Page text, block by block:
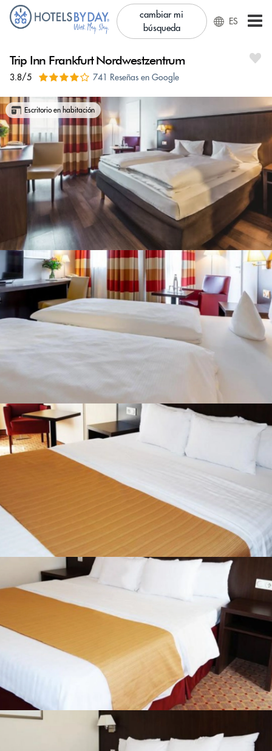
cambiar mi
búsqueda
ES
Trip Inn Frankfurt Nordwestzentrum
3.8/5 741 Reseñas en Google
Escritorio en habitación